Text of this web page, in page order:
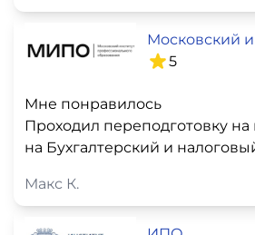
5
Мне понравилось
Проходил переподготовку
на Бухгалтерский и
Макс К.